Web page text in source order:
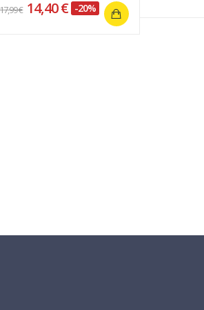
17,99 € 14,40 € -20%